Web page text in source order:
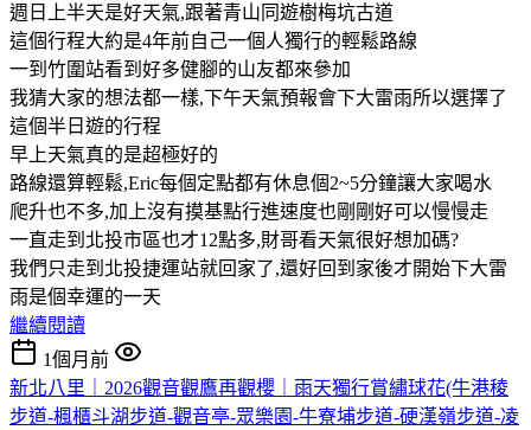
週日上半天是好天氣,跟著青山同遊樹梅坑古道
這個行程大約是4年前自己一個人獨行的輕鬆路線
一到竹圍站看到好多健腳的山友都來參加
我猜大家的想法都一樣,下午天氣預報會下大雷雨所以選擇了
這個半日遊的行程
早上天氣真的是超極好的
路線還算輕鬆,Eric每個定點都有休息個2~5分鐘讓大家喝水
爬升也不多,加上沒有摸基點行進速度也剛剛好可以慢慢走
一直走到北投市區也才12點多,財哥看天氣很好想加碼?
我們只走到北投捷運站就回家了,還好回到家後才開始下大雷
雨是個幸運的一天
繼續閱讀
1個月前
新北八里｜2026觀音觀鷹再觀櫻｜雨天獨行賞繡球花(牛港稜
步道-楓櫃斗湖步道-觀音亭-眾樂園-牛寮埔步道-硬漢嶺步道-凌